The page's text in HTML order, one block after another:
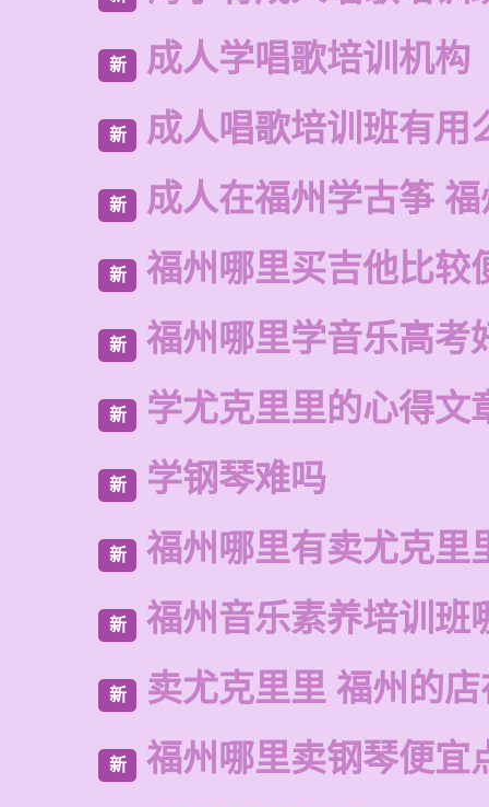
新 成人学唱歌培训机构
新 成人唱歌培训班有用
新 成人在福州学古筝
新 福州哪里买吉他比较
新 福州哪里学音乐高考
新 学尤克里里的心得文
新 学钢琴难吗
新 福州哪里有卖尤克里
新 福州音乐素养培训班
新 卖尤克里里 福州的
新 福州哪里卖钢琴便宜